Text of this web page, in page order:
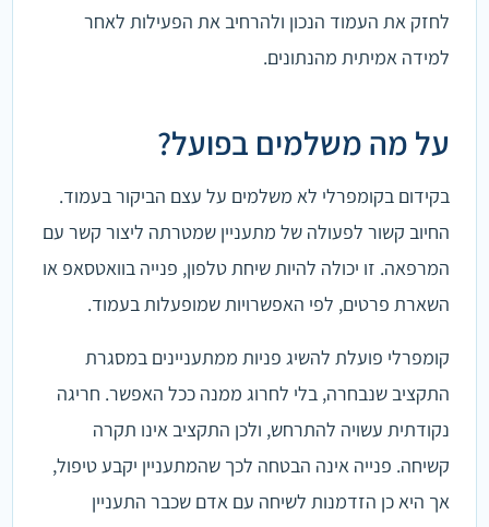
לחזק את העמוד הנכון ולהרחיב את הפעילות לאחר
למידה אמיתית מהנתונים.
על מה משלמים בפועל?
בקידום בקומפרלי לא משלמים על עצם הביקור בעמוד.
החיוב קשור לפעולה של מתעניין שמטרתה ליצור קשר עם
המרפאה. זו יכולה להיות שיחת טלפון, פנייה בוואטסאפ או
השארת פרטים, לפי האפשרויות שמופעלות בעמוד.
קומפרלי פועלת להשיג פניות ממתעניינים במסגרת
התקציב שנבחרה, בלי לחרוג ממנה ככל האפשר. חריגה
נקודתית עשויה להתרחש, ולכן התקציב אינו תקרה
קשיחה. פנייה אינה הבטחה לכך שהמתעניין יקבע טיפול,
אך היא כן הזדמנות לשיחה עם אדם שכבר התעניין